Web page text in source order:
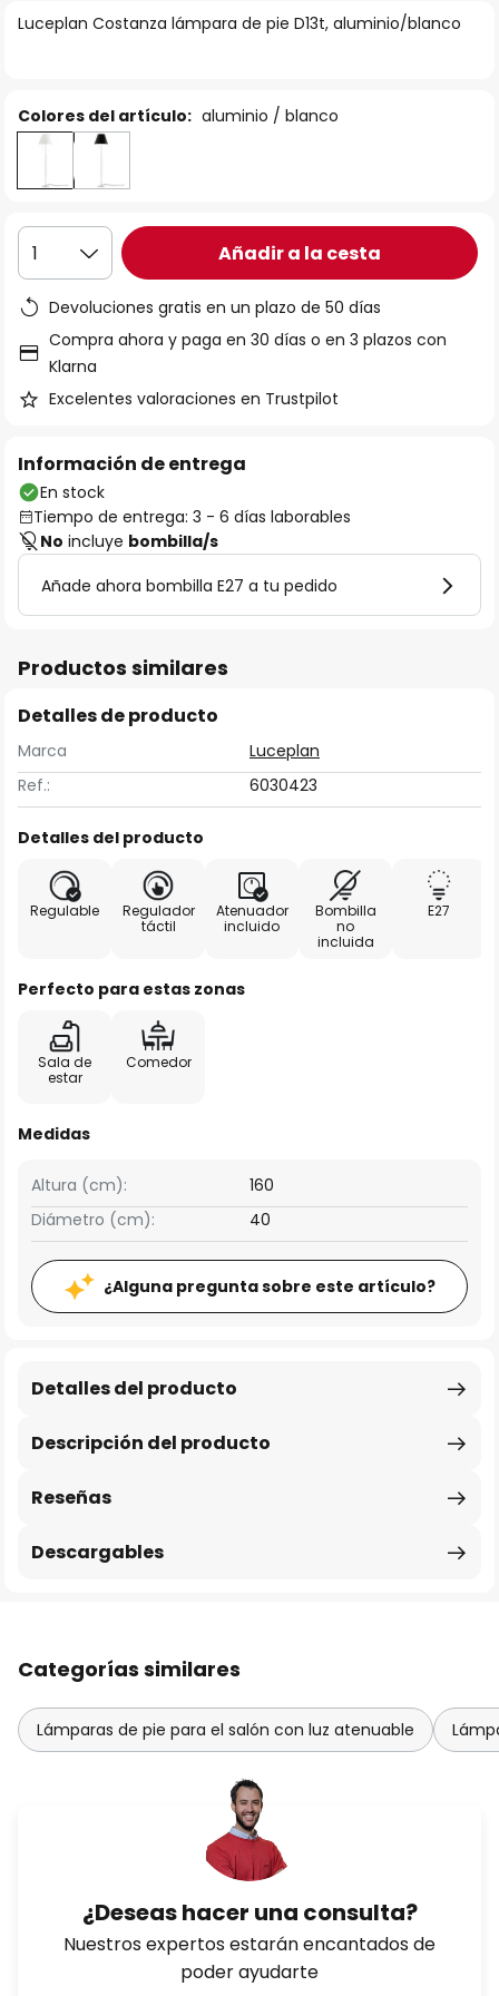
laLuceplan Costanza lámpara de pie D13t, aluminio/blanco
Colores del artículo: aluminio / blanco
1 Añadir a la cesta
Devoluciones gratis en un plazo de 50 días
Compra ahora y paga en 30 días o en 3 plazos con
Klarna
Excelentes valoraciones en Trustpilot
Información de entrega
En stock
Tiempo de entrega: 3 - 6 días laborables
No incluye bombilla/s
Añade ahora bombilla E27 a tu pedido
Productos similares
Detalles de producto
Marca
Luceplan
Ref.:
6030423
Detalles del producto
Regulable
Regulador
táctil
Atenuador
incluido
Bombilla
no
incluida
E27
Perfecto para estas zonas
Sala de
estar
Comedor
Medidas
Altura (cm):
160
Diámetro (cm):
40
¿Alguna pregunta sobre este artículo?
Descripción del producto
Detalles del producto
Reseñas
Descargables
Categorías similares
Lámparas de pie para el salón con luz atenuable
¿Deseas hacer una consulta?
Nuestros expertos estarán encantados de
poder ayudarte